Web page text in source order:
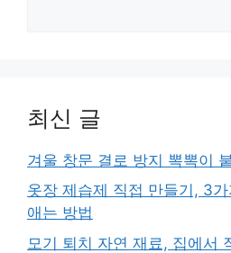
최신 글
겨울 창문 결로 방지 뽁뽁이
옷장 제습제 직접 만들기, 3
애는 방법
모기 퇴치 자연 재료, 집에서